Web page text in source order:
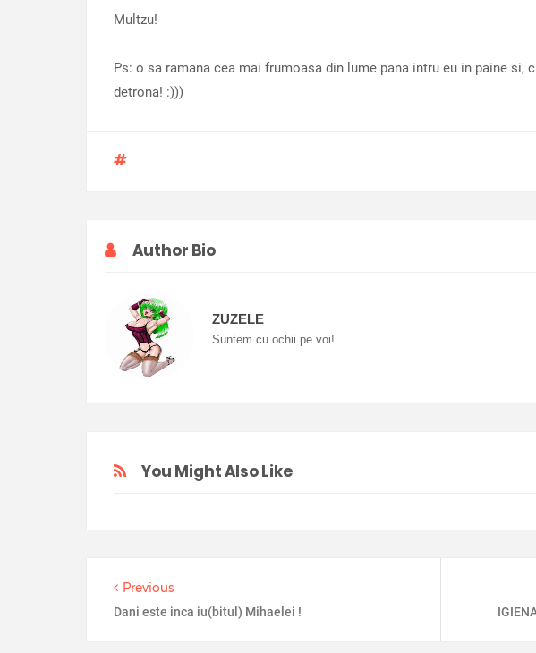
Multzu!
Ps: o sa ramana cea mai frumoasa din lume pana intru eu in paine si,
detrona! :)))
Author Bio
ZUZELE
Suntem cu ochii pe voi!
You Might Also Like
Previous
Dani este inca iu(bitul) Mihaelei !